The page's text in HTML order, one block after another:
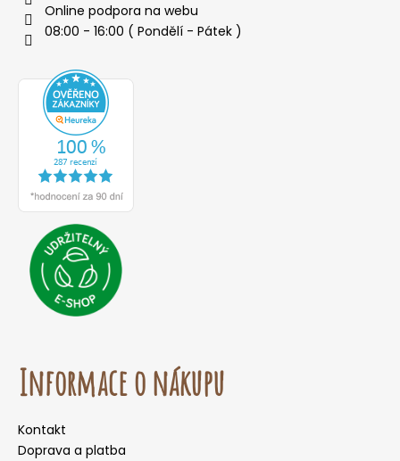
Online podpora na webu
08:00 - 16:00 ( Pondělí - Pátek )
Informace o nákupu
Kontakt
Doprava a platba